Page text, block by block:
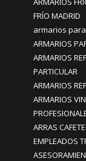
FRÍO MADRID
armarios
ARMARIOS
ARMARIOS
PARTICULAR
ARMARIOS
ARMARIOS
ARRAS
EMPLEADOS